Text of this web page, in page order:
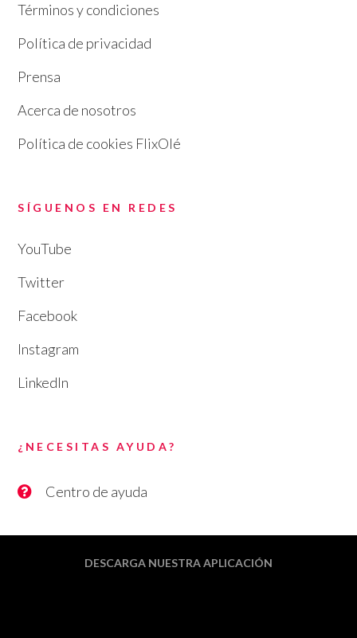
Términos y condiciones
Política de privacidad
Prensa
Acerca de nosotros
Política de cookies FlixOlé
SÍGUENOS EN REDES
YouTube
Twitter
Facebook
Instagram
LinkedIn
¿NECESITAS AYUDA?
Centro de ayuda
DESCARGA NUESTRA APLICACIÓN